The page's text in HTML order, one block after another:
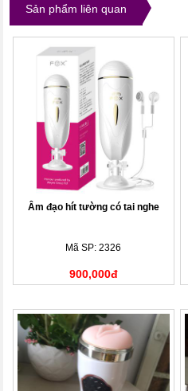
Sản phẩm liên quan
Âm đạo hít tường có tai nghe
Mã SP: 2326
900,000đ